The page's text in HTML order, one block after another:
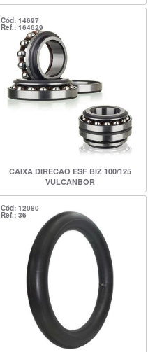
Cód: 14697
Ref.: 164629
CAIXA DIRECAO ESF BIZ 100/125
VULCANBOR
Cód: 12080
Ref.: 36